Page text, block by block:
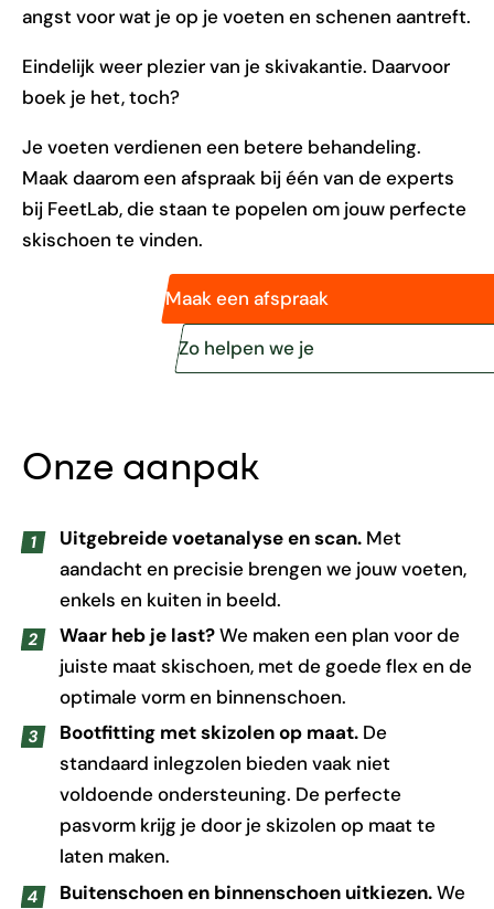
angst voor wat je op je voeten en schenen aantreft.
Eindelijk weer plezier van je skivakantie. Daarvoor
boek je het, toch?
Je voeten verdienen een betere behandeling.
Maak daarom een afspraak bij één van de experts
bij FeetLab, die staan te popelen om jouw perfecte
skischoen te vinden.
Maak een afspraak
Zo helpen we je
Onze aanpak
Uitgebreide voetanalyse en scan.Met
aandacht en precisie brengen we jouw voeten,
enkels en kuiten in beeld.
Waar heb je last?We maken een plan voor de
juiste maat skischoen, met de goede flex en de
optimale vorm en binnenschoen.
Bootfitting met skizolen op maat. De
standaard inlegzolen bieden vaak niet
voldoende ondersteuning. De perfecte
pasvorm krijg je door je skizolen op maat te
laten maken.
Buitenschoen en binnenschoen uitkiezen.We